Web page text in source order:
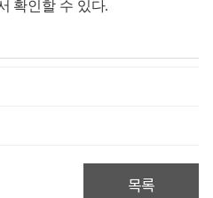
확인할 수 있다.
목록